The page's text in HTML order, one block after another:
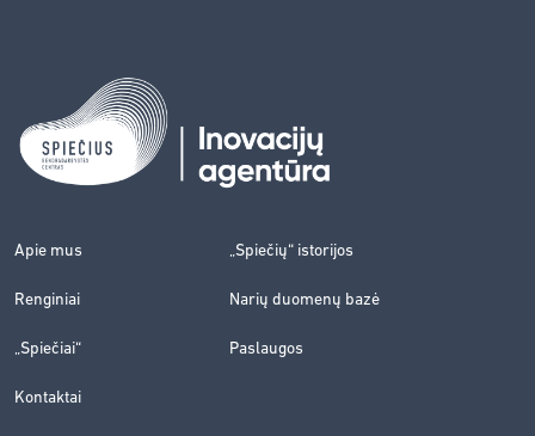
Apie mus „Spiečių“ istorijos
Renginiai Narių duomenų bazė
„Spiečiai“ Paslaugos
Kontaktai